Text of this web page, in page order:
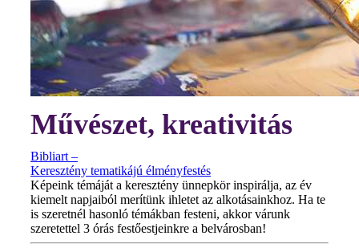
Művészet, kreativitás
Bibliart –
Keresztény tematikájú élményfestés
Képeink témáját a keresztény ünnepkör inspirálja, az év
kiemelt napjaiból merítünk ihletet az alkotásainkhoz. Ha te
is szeretnél hasonló témákban festeni, akkor várunk
szeretettel 3 órás festőestjeinkre a belvárosban!